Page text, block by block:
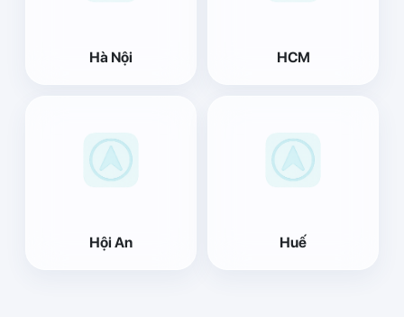
Hà Nội HCM
Hội An Huế